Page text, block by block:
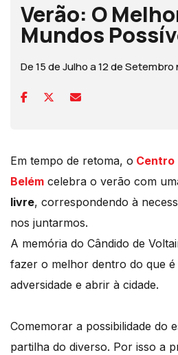
Verão: O
Mundos
De 15 de Julho a 12 de Setembro
Em tempo de retoma, o Centro
Belém celebra o verão com
livre, correspondendo à
nos juntarmos.
A memória do Cândido de
fazer o melhor dentro do que
adversidade e abrir à cidade.
Comemorar a possibilidade do
partilha do diverso. Por isso a